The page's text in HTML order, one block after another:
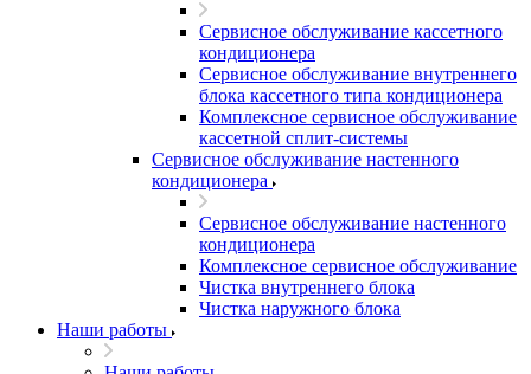
Сервисное обслуживание кассетного
кондиционера
Сервисное обслуживание внутреннего
блока кассетного типа кондиционера
Комплексное сервисное обслуживание
кассетной сплит-системы
Сервисное обслуживание настенного
кондиционера
Сервисное обслуживание настенного
кондиционера
Комплексное сервисное обслуживание
Чистка внутреннего блока
Чистка наружного блока
Наши работы